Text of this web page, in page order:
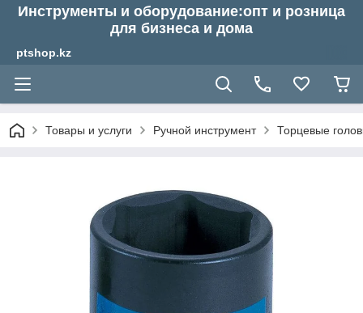
Инструменты и оборудование:опт и розница
для бизнеса и дома
ptshop.kz
Товары и услуги Ручной инструмент Торцевые